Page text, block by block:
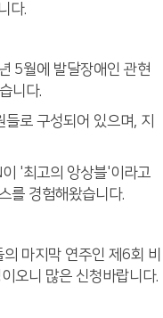
다.
5월에 발달장애인 관현
니다.
로 구성되어 있으며, 지
'최고의 앙상블'이라고
를 경험해왔습니다.
마지막 연주인 제6회 비
오니 많은 신청바랍니다.